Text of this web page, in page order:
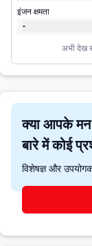
इंजन क्षमता
-
अभी देख
क्या आपके मन
बारे में कोई
विशेषज्ञ और